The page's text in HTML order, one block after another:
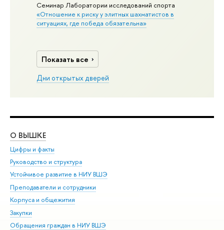
Семинар Лаборатории исследований спорта
«Отношение к риску у элитных шахматистов в
ситуациях, где победа обязательна»
Показать все
Дни открытых дверей
О ВЫШКЕ
Цифры и факты
Руководство и структура
Устойчивое развитие в НИУ ВШЭ
Преподаватели и сотрудники
Корпуса и общежития
Закупки
Обращения граждан в НИУ ВШЭ